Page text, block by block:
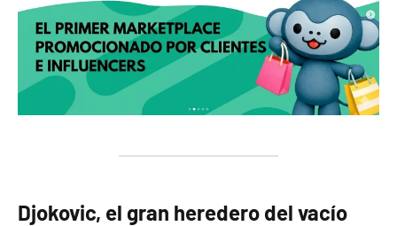
Djokovic, el gran heredero del vacío